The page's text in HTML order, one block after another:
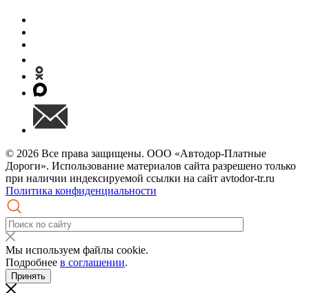
© 2026 Все права защищены. ООО «Автодор-Платные
Дороги». Использование материалов сайта разрешено только
при наличии индексируемой ссылки на сайт avtodor-tr.ru
Политика конфиденциальности
Мы используем файлы cookie.
Подробнее в соглашении.
Принять